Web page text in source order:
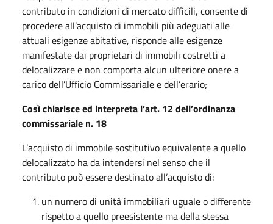
contributo in condizioni di mercato difficili, consente di
procedere all’acquisto di immobili più adeguati alle
attuali esigenze abitative, risponde alle esigenze
manifestate dai proprietari di immobili costretti a
delocalizzare e non comporta alcun ulteriore onere a
carico dell’Ufficio Commissariale e dell’erario;
Così chiarisce ed interpreta l’art. 12 dell’ordinanza
commissariale n. 18
L’acquisto di immobile sostitutivo equivalente a quello
delocalizzato ha da intendersi nel senso che il
contributo può essere destinato all’acquisto di:
un numero di unità immobiliari uguale o differente
rispetto a quello preesistente ma della stessa